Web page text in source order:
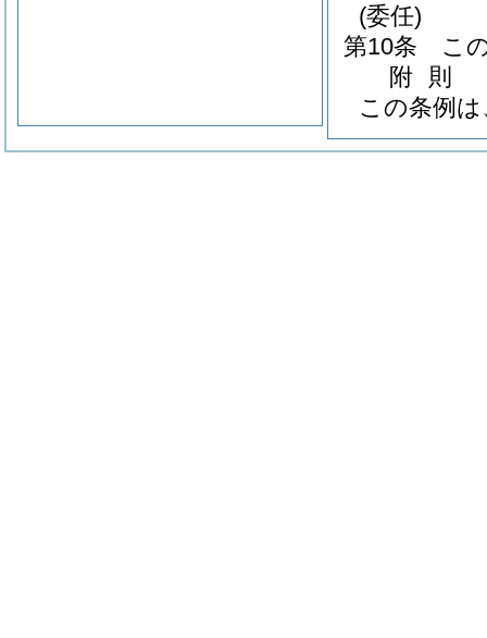
(委任)
第10条
こ
附 則
この条例